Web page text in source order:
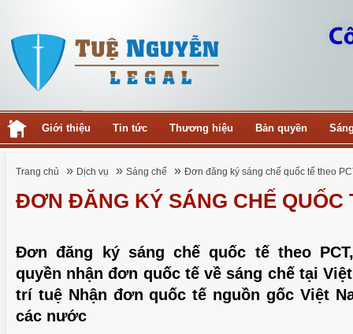
Giới thiệu Tin tức Thương hiệu Bản quyền
Trang chủ » Dịch vụ » Sáng chế » Đơn đăng ký sáng chế quốc tế theo
ĐƠN ĐĂNG KÝ SÁNG CHẾ QUỐC
Đơn đăng ký sáng chế quốc tế theo
quyền nhận đơn quốc tế về sáng chế tại
trí tuệ Nhận đơn quốc tế nguồn gốc Việt
các nước